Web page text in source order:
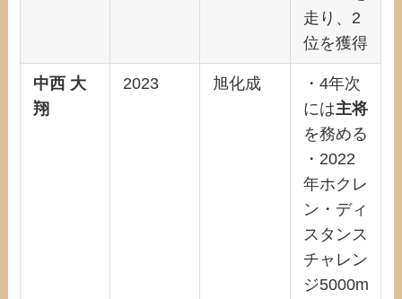
走り、2
位を獲得
中西 大
翔
2023 旭化成
・4年次
には主将
を務める
・2022
年ホクレ
ン・ディ
スタンス
チャレン
ジ5000m